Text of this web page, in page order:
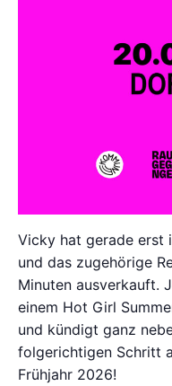
Vicky hat gerade erst
und das zugehörige
Minuten ausverkauft.
einem Hot Girl
und kündigt ganz
folgerichtigen Schritt
Frühjahr 2026!